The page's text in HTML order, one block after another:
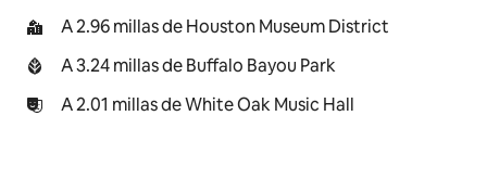
A 2.96 millas de Houston Museum District
A 3.24 millas de Buffalo Bayou Park
A 2.01 millas de White Oak Music Hall